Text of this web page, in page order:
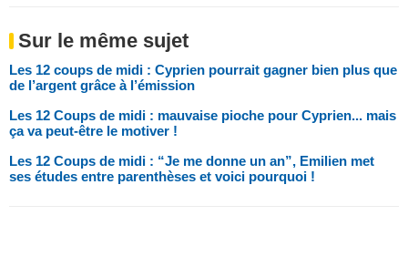
Sur le même sujet
Les 12 coups de midi : Cyprien pourrait gagner bien plus que
de l’argent grâce à l’émission
Les 12 Coups de midi : mauvaise pioche pour Cyprien... mais
ça va peut-être le motiver !
Les 12 Coups de midi : “Je me donne un an”, Emilien met
ses études entre parenthèses et voici pourquoi !